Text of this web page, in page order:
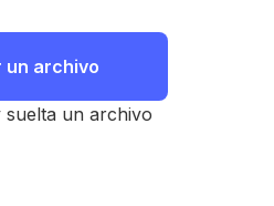
un archivo
un archivo